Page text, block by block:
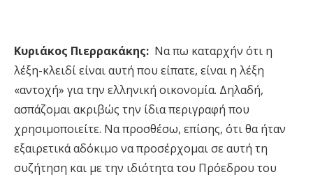
Κυριάκος Πιερρακάκης: Να πω καταρχήν ότι η
λέξη-κλειδί είναι αυτή που είπατε, είναι η λέξη
«αντοχή» για την ελληνική οικονομία. Δηλαδή,
ασπάζομαι ακριβώς την ίδια περιγραφή που
χρησιμοποιείτε. Να προσθέσω, επίσης, ότι θα ήταν
εξαιρετικά αδόκιμο να προσέρχομαι σε αυτή τη
συζήτηση και με την ιδιότητα του Πρόεδρου του